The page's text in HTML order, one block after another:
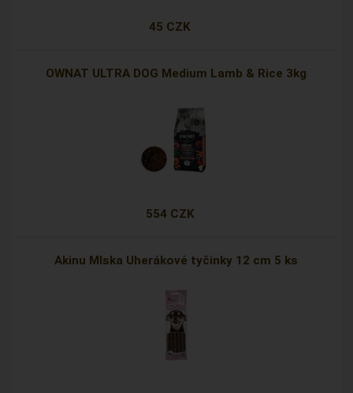
45 CZK
OWNAT ULTRA DOG Medium Lamb & Rice 3kg
554 CZK
Akinu Mlska Uherákové tyčinky 12 cm 5 ks